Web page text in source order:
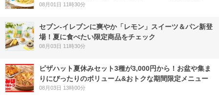
08月01日 11時30分
セブン‐イレブンに爽やか「レモン」スイーツ＆パン新登
場！夏に食べたい限定商品をチェック
08月03日 11時30分
ピザハット夏休みセット3種が3,000円から！お盆や集ま
りにぴったりのボリューム&おトクな期間限定メニュー
08月03日 13時00分